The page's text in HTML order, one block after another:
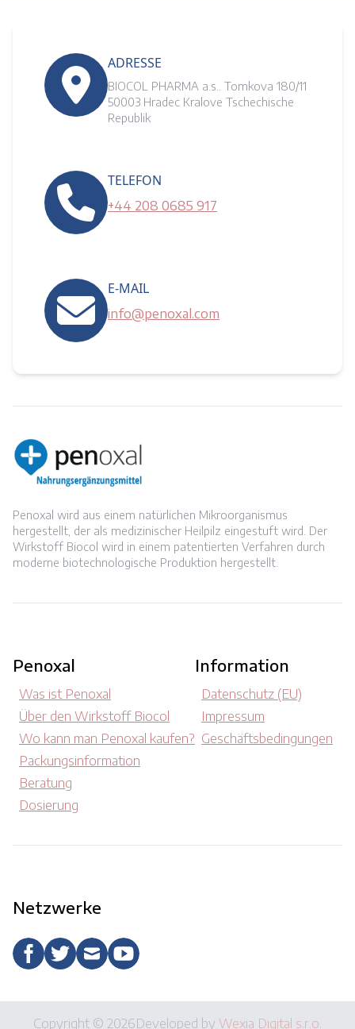
ADRESSE
BIOCOL PHARMA a.s.. Tomkova 180/11
50003 Hradec Kralove Tschechische
Republik
TELEFON
+44 208 0685 917
E-MAIL
info@penoxal.com
Penoxal wird aus einem natürlichen Mikroorganismus
hergestellt, der als medizinischer Heilpilz eingestuft wird. Der
Wirkstoff Biocol wird in einem patentierten Verfahren durch
moderne biotechnologische Produktion hergestellt.
Penoxal
Was ist Penoxal
Über den Wirkstoff Biocol
Wo kann man Penoxal kaufen?
Packungsinformation
Beratung
Dosierung
Information
Datenschutz (EU)
Impressum
Geschäftsbedingungen
Netzwerke
Copyright © 2026Developed by Wexia Digital s.r.o.